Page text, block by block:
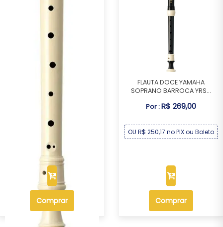
FLAUTA DOCE YAMAHA
R$ 249,00
OU R$ 231,57 no PIX ou Boleto
Comprar
FLAUTA DOCE YAMAHA
SOPRANO BARROCA YRS...
Por :R$ 269,00
OU R$ 250,17 no PIX ou Boleto
Comprar